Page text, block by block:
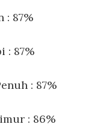
: 87%
: 87%
: 87%
: 86%